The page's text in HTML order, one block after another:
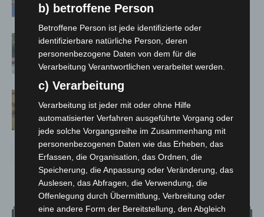
Gasleitung bei McDonald’s-Umbau in
Langenhagen beschädigt
Französische Oper im Maschpark
b) betroffene Person
Betroffene Person ist jede identifizierte oder
identifizierbare natürliche Person, deren
personenbezogene Daten von dem für die
Verarbeitung Verantwortlichen verarbeitet werden.
c) Verarbeitung
Verarbeitung ist jeder mit oder ohne Hilfe
automatisierter Verfahren ausgeführte Vorgang oder
jede solche Vorgangsreihe im Zusammenhang mit
personenbezogenen Daten wie das Erheben, das
Erfassen, die Organisation, das Ordnen, die
Speicherung, die Anpassung oder Veränderung, das
Auslesen, das Abfragen, die Verwendung, die
Offenlegung durch Übermittlung, Verbreitung oder
eine andere Form der Bereitstellung, den Abgleich